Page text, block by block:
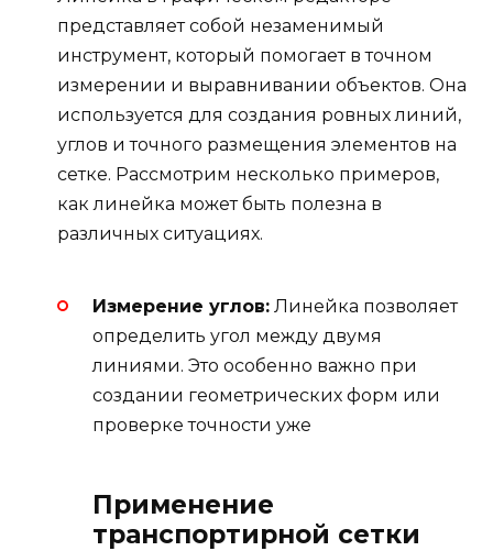
представляет собой незаменимый
инструмент, который помогает в точном
измерении и выравнивании объектов. Она
используется для создания ровных линий,
углов и точного размещения элементов на
сетке. Рассмотрим несколько примеров,
как линейка может быть полезна в
различных ситуациях.
Измерение углов: Линейка позволяет
определить угол между двумя
линиями. Это особенно важно при
создании геометрических форм или
проверке точности уже
Применение
транспортирной сетки